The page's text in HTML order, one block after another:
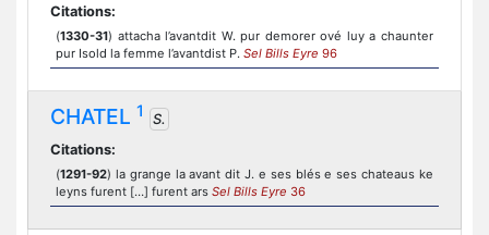
Citations:
(1330-31) attacha l’avantdit W. pur demorer ové luy a chaunter
pur Isold la femme l’avantdist P. Sel Bills Eyre 96
CHATEL 1
S.
Citations:
(1291-92) la grange la avant dit J. e ses blés e ses chateaus ke
leyns furent […] furent ars Sel Bills Eyre 36